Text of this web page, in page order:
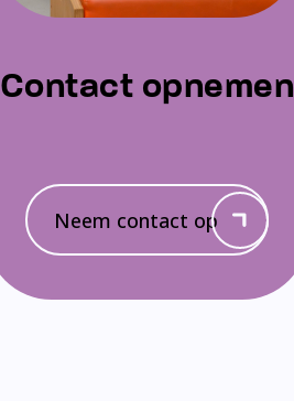
Contact opnemen
Neem contact op